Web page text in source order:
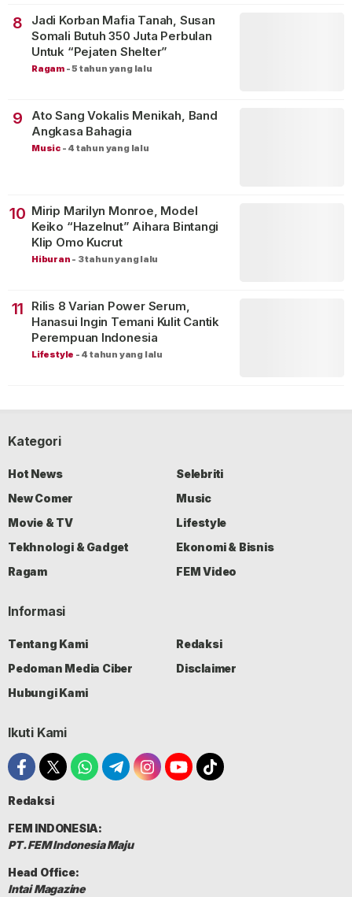
8
Jadi Korban Mafia Tanah, Susan
Somali Butuh 350 Juta Perbulan
Untuk “Pejaten Shelter”
Ragam -5 tahun yang lalu
9
Ato Sang Vokalis Menikah, Band
Angkasa Bahagia
Music - 4 tahun yang lalu
10 Mirip Marilyn Monroe, Model
Keiko “Hazelnut” Aihara Bintangi
Klip Omo Kucrut
Hiburan - 3 tahun yang lalu
11
Rilis 8 Varian Power Serum,
Hanasui Ingin Temani Kulit Cantik
Perempuan Indonesia
Lifestyle - 4 tahun yang lalu
Kategori
Hot News
Selebriti
New Comer
Music
Movie & TV
Lifestyle
Tekhnologi & Gadget
Ekonomi & Bisnis
Ragam
FEM Video
Informasi
Tentang Kami
Redaksi
Pedoman Media Ciber
Disclaimer
Hubungi Kami
Ikuti Kami
Redaksi
FEM INDONESIA:
PT. FEM Indonesia Maju
Head Office:
Intai Magazine